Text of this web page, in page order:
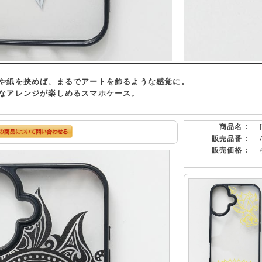
紙を挟めば、まるでアートを飾るような感覚に。
アレンジが楽しめるスマホケース。
商品名 :
販売品番 :
販売価格 :